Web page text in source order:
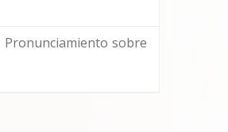
Pronunciamiento sobre